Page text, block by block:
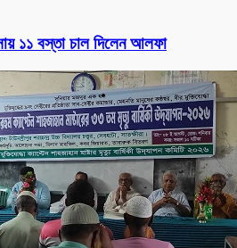
১১ বস্তা চাল দিলেন আলফা